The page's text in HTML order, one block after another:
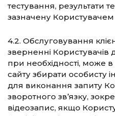
тестування, результати
зазначену Користувачем
4.2. Обслуговування
зверненні Користувачів
при необхідності, може
сайту збирати особисту
для виконання запиту
зворотного зв’язку,
відеозапис, якщо